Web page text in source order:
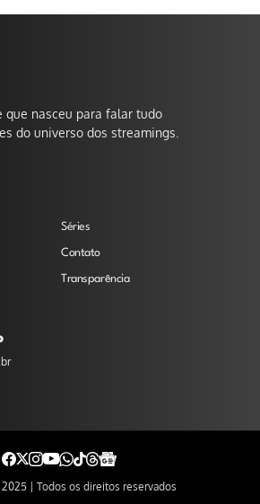
que nasceu para falar tudo
do universo dos streamings.
Séries
Contato
Transparência
| Todos os direitos reservados